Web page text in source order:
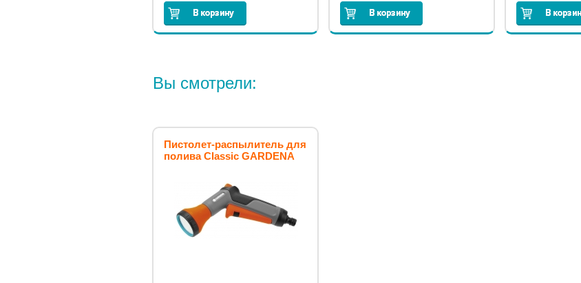
Вы смотрели:
Пистолет-распылитель для
полива Classic GARDENA